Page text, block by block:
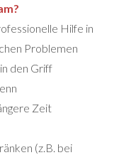
Hilfe in
Problemen
den Griff
Zeit
(z.B. bei